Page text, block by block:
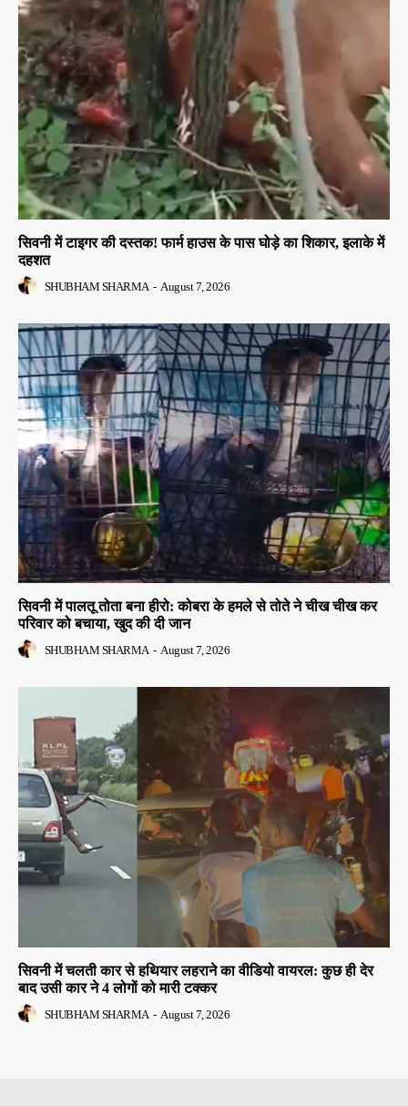
सिवनी में टाइगर की दस्तक! फार्म हाउस के पास घोड़े का शिकार, इलाके में
दहशत
SHUBHAM SHARMA - August 7, 2026
सिवनी में पालतू तोता बना हीरो: कोबरा के हमले से तोते ने चीख चीख कर
परिवार को बचाया, खुद की दी जान
SHUBHAM SHARMA - August 7, 2026
सिवनी में चलती कार से हथियार लहराने का वीडियो वायरल: कुछ ही देर
बाद उसी कार ने 4 लोगों को मारी टक्कर
SHUBHAM SHARMA - August 7, 2026